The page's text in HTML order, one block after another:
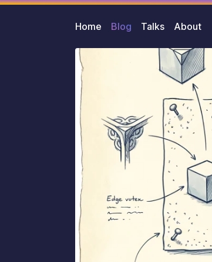
Home Blog Talks About